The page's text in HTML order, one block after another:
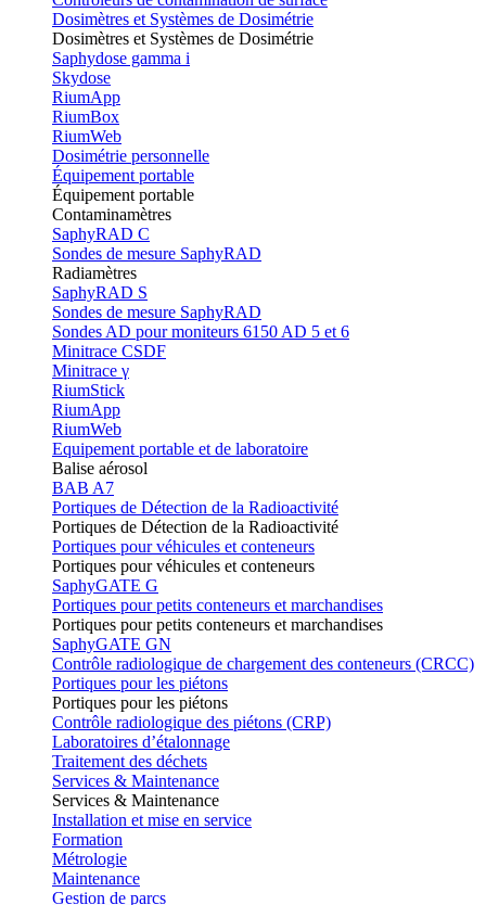
Dosimètres et Systèmes de Dosimétrie
Dosimètres et Systèmes de Dosimétrie
Saphydose gamma i
Skydose
RiumApp
RiumBox
RiumWeb
Dosimétrie personnelle
Équipement portable
Équipement portable
Contaminamètres
SaphyRAD C
Sondes de mesure SaphyRAD
Radiamètres
SaphyRAD S
Sondes de mesure SaphyRAD
Sondes AD pour moniteurs 6150 AD 5 et 6
Minitrace CSDF
Minitrace γ
RiumStick
RiumApp
RiumWeb
Equipement portable et de laboratoire
Balise aérosol
BAB A7
Portiques de Détection de la Radioactivité
Portiques de Détection de la Radioactivité
Portiques pour véhicules et conteneurs
Portiques pour véhicules et conteneurs
SaphyGATE G
Portiques pour petits conteneurs et marchandises
Portiques pour petits conteneurs et marchandises
SaphyGATE GN
Contrôle radiologique de chargement des conteneurs (CRCC)
Portiques pour les piétons
Portiques pour les piétons
Contrôle radiologique des piétons (CRP)
Laboratoires d’étalonnage
Traitement des déchets
Services & Maintenance
Services & Maintenance
Installation et mise en service
Formation
Métrologie
Maintenance
Gestion de parcs